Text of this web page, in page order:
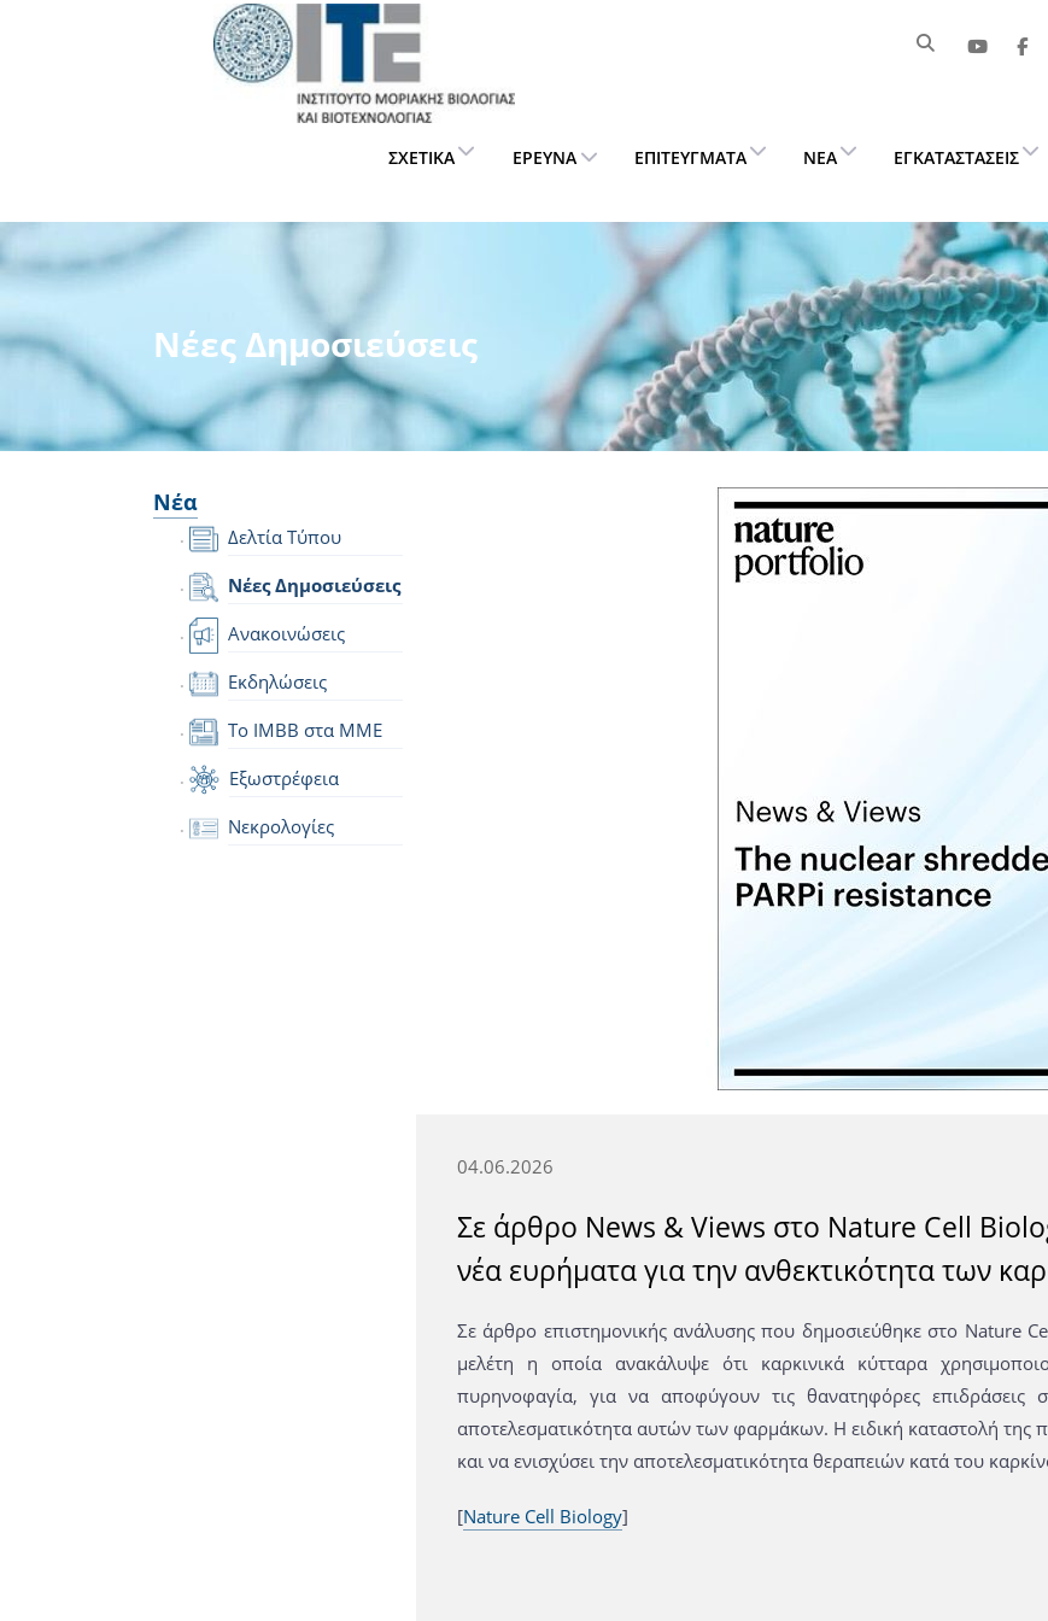
ΣΧΕΤΙΚΆ ΈΡΕΥΝΑ ΕΠΙΤΕΎΓΜΑΤΑ ΝΈΑ ΕΓΚΑΤΑΣΤΆΣΕΙΣ
Νέες Δημοσιεύσεις
Νέα
Δελτία Τύπου
Νέες Δημοσιεύσεις
Ανακοινώσεις
Εκδηλώσεις
Το IMBB στα ΜΜΕ
Εξωστρέφεια
Νεκρολογίες
04.06.2026
Σε άρθρο News & Views στο Nature Cell
νέα ευρήματα για την ανθεκτικότητα των
Σε άρθρο επιστημονικής ανάλυσης που δημοσιεύθηκε στο Nature
μελέτη η οποία ανακάλυψε ότι καρκινικά κύτταρα
πυρηνοφαγία, για να αποφύγουν τις θανατηφόρες επιδράσεις
αποτελεσματικότητα αυτών των φαρμάκων. Η ειδική καταστολή της
και να ενισχύσει την αποτελεσματικότητα θεραπειών κατά του
[Nature Cell Biology]